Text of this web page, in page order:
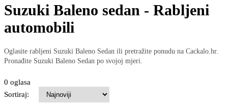
Suzuki Baleno sedan - Rabljeni
automobili
Oglasite rabljeni Suzuki Baleno Sedan ili pretražite ponudu na Cackalo.hr.
Pronađite Suzuki Baleno Sedan po svojoj mjeri.
0 oglasa
Sortiraj: